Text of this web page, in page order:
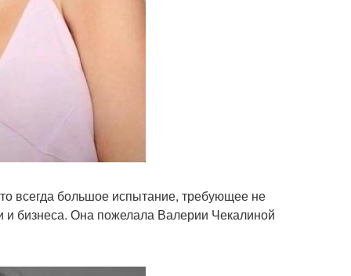
всегда большое испытание, требующее не
и бизнеса. Она пожелала Валерии Чекалиной